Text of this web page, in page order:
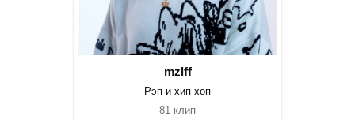
mzlff
Рэп и хип-хоп
81 клип